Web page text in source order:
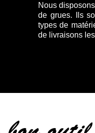
Nous
de grues. Ils
types de
de livraisons